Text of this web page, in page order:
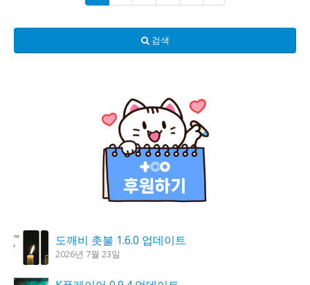
검색
도깨비 촛불 1.6.0 업데이트
2026년 7월 23일